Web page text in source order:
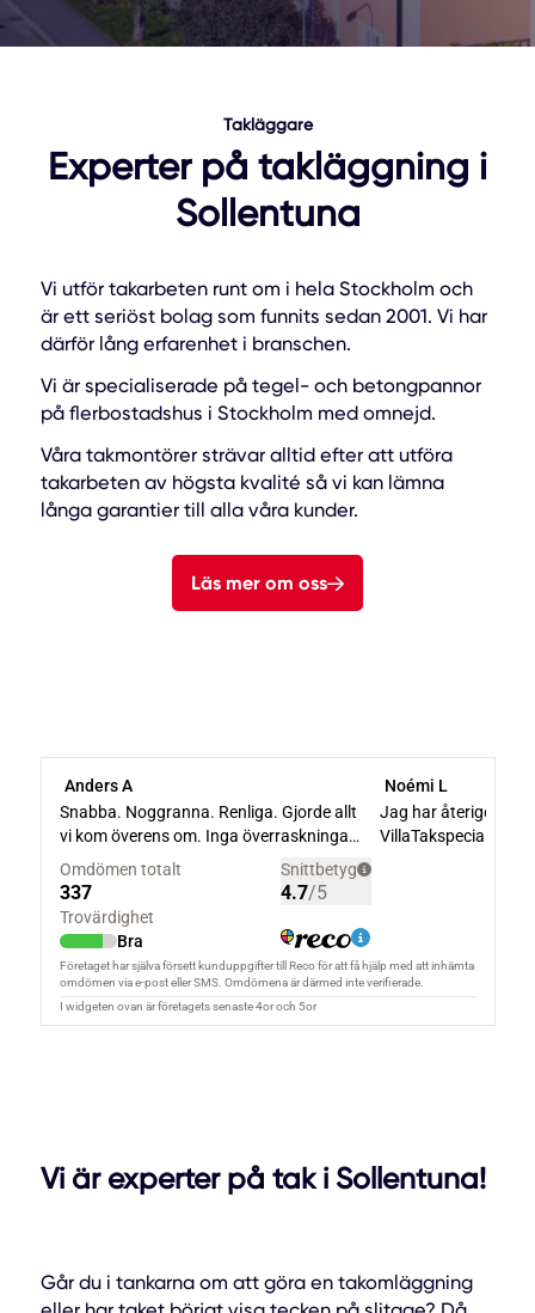
Takläggare
Experter på takläggning i
Sollentuna
Vi utför takarbeten runt om i hela Stockholm och
är ett seriöst bolag som funnits sedan 2001. Vi har
därför lång erfarenhet i branschen.
Vi är specialiserade på tegel- och betongpannor
på flerbostadshus i Stockholm med omnejd.
Våra takmontörer strävar alltid efter att utföra
takarbeten av högsta kvalité så vi kan lämna
långa garantier till alla våra kunder.
Läs mer om oss
Vi är experter på tak i Sollentuna!
Går du i tankarna om att göra en takomläggning